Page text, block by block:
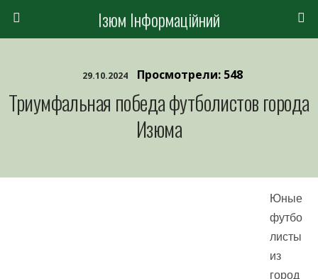
Ізюм Інформаційний
29.10.2024 Просмотрели: 548
Триумфальная победа футболистов города
Изюма
Юные
футбо
листы
из
город